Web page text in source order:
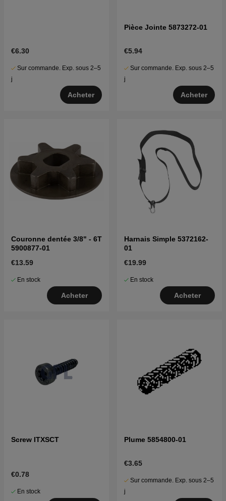
€6.30
Sur commande. Exp. sous 2–5
j
Acheter
Pièce Jointe 5873272-01
€5.94
Sur commande. Exp. sous 2–5
j
Acheter
Couronne dentée 3/8" - 6T
5900877-01
€13.59
En stock
Acheter
Harnais Simple 5372162-
01
€19.99
En stock
Acheter
Screw ITXSCT
€0.78
En stock
Plume 5854800-01
€3.65
Sur commande. Exp. sous 2–5
j